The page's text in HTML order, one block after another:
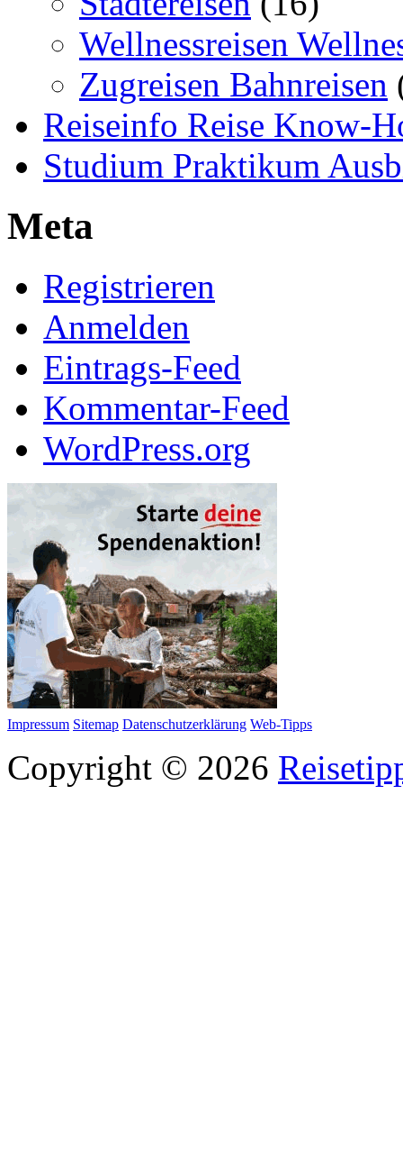
Wellnessreisen
Zugreisen Bahnreisen
Reiseinfo Reise Know-
Studium Praktikum
Meta
Registrieren
Anmelden
Eintrags-Feed
Kommentar-Feed
WordPress.org
Impressum Sitemap Datenschutzerklärung Web-Tipps
Copyright © 2026